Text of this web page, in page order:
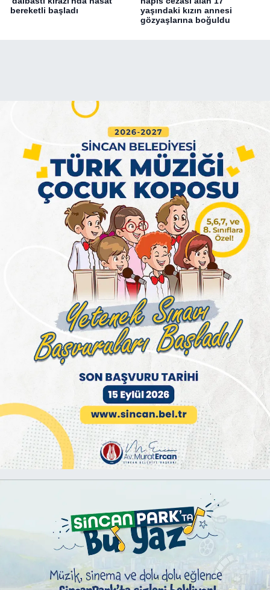
bereketli başladı
yaşındaki kızın annesi
gözyaşlarına boğuldu